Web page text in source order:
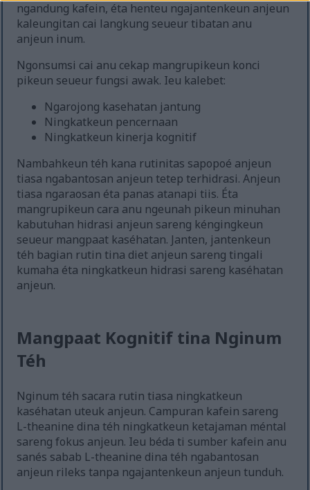
ngandung kafein, éta henteu ngajantenkeun anjeun
kaleungitan cai langkung seueur tibatan anu
anjeun inum.
Ngonsumsi cai anu cekap mangrupikeun konci
pikeun seueur fungsi awak. Ieu kalebet:
Ngarojong kasehatan jantung
Ningkatkeun pencernaan
Ningkatkeun kinerja kognitif
Nambahkeun téh kana rutinitas sapopoé anjeun
tiasa ngabantosan anjeun tetep terhidrasi. Anjeun
tiasa ngaraosan éta panas atanapi tiis. Éta
mangrupikeun cara anu ngeunah pikeun minuhan
kabutuhan hidrasi anjeun sareng kéngingkeun
seueur mangpaat kaséhatan. Janten, jantenkeun
téh bagian rutin tina diet anjeun sareng tingali
kumaha éta ningkatkeun hidrasi sareng kaséhatan
anjeun.
Mangpaat Kognitif tina Nginum
Téh
Nginum téh sacara rutin tiasa ningkatkeun
kaséhatan uteuk anjeun. Campuran kafein sareng
L-theanine dina téh ningkatkeun ketajaman méntal
sareng fokus anjeun. Ieu béda ti sumber kafein anu
sanés sabab L-theanine dina téh ngabantosan
anjeun rileks tanpa ngajantenkeun anjeun tunduh.